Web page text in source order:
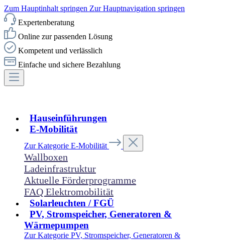
Zum Hauptinhalt springen Zur Hauptnavigation springen
Expertenberatung
Online zur passenden Lösung
Kompetent und verlässlich
Einfache und sichere Bezahlung
Hauseinführungen
E-Mobilität
Zur Kategorie E-Mobilität
Wallboxen
Ladeinfrastruktur
Aktuelle Förderprogramme
FAQ Elektromobilität
Solarleuchten / FGÜ
PV, Stromspeicher, Generatoren &
Wärmepumpen
Zur Kategorie PV, Stromspeicher, Generatoren &